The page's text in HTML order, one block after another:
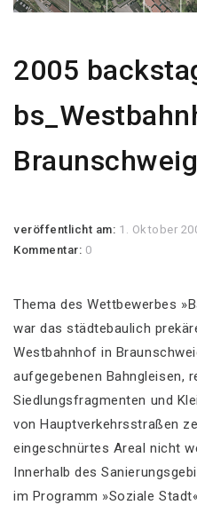
2005
Braunschweig
veröffentlicht am: 1. Oktober
Kommentar: 0
Thema des Wettbewerbes
war das städtebaulich
Westbahnhof in
aufgegebenen Bahngleisen,
Siedlungsfragmenten und
von Hauptverkehrsstraßen
eingeschnürtes Areal nicht
Innerhalb des
im Programm »Soziale